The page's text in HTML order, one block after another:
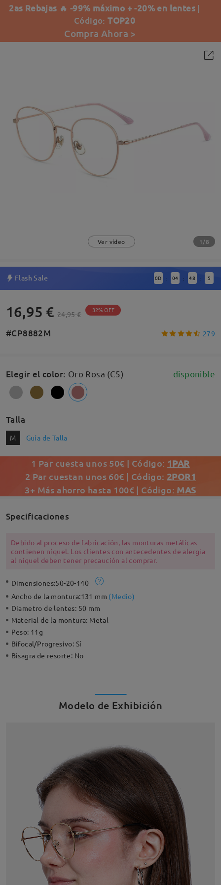
2as Rebajas 🔥 -99% máximo + -20% en lentes |
Código:TOP20
Compra Ahora >
Ver vídeo 1/8
Flash Sale 0D : 04 : 48 : 5
16,95 € 24,95 € 32% OFF
#CP8882M 279
Elegir el color: Oro Rosa (C5) disponible
Talla
M Guía de Talla
1 Par cuesta unos 50€ | Código: 1PAR
2 Par cuestan unos 60€ | Código: 2POR1
3+ Más ahorro hasta 100€ | Código: MAS
Specificaciones
Debido al proceso de fabricación, las monturas metálicas
contienen níquel. Los clientes con antecedentes de alergia
al níquel deben tener precaución al comprar.
Dimensiones:50-20-140
Ancho de la montura:131 mm (Medio)
Diametro de lentes: 50 mm
Material de la montura: Metal
Peso: 11g
Bifocal/Progresivo: Sí
Bisagra de resorte: No
Modelo de Exhibición